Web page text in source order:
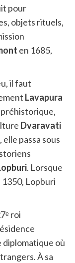
pour
objets rituels,
en 1685,
il faut
Lavapura
Dvaravati
elle passa sous
. Lorsque
Lopburi
roi
diplomatique où
À sa